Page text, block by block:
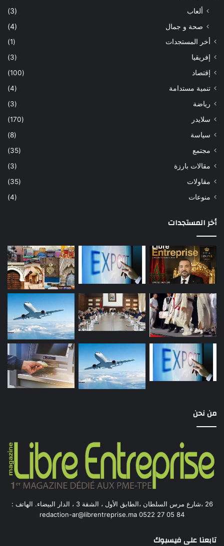
ألعاب
(3)
صحة و جمال
(4)
أخر المستجدات
(1)
إفريقيا
(3)
إقتصاد
(100)
تنمية مستدامة
(4)
رياضة
(3)
سلايدر
(170)
سياسة
(8)
مجتمع
(35)
مقالات بارزة
(3)
مقاولات
(35)
منوعات
(4)
أخر المستجدات
من نحن
26 ،شارع مرس السلطان ،الطابق الأول ، الشقة 3 ، الدار البيضاء. الهاتف :
84 05 27 0522 redaction-ar@librentreprise.ma
تابعنا على فيسبوك